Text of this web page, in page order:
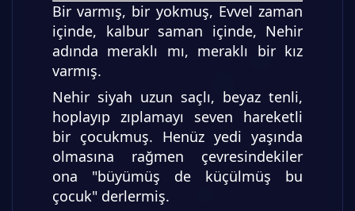
Bir varmış, bir yokmuş, Evvel zaman
içinde, kalbur saman içinde, Nehir
adında meraklı mı, meraklı bir kız
varmış.
Nehir siyah uzun saçlı, beyaz tenli,
hoplayıp zıplamayı seven hareketli
bir çocukmuş. Henüz yedi yaşında
olmasına rağmen çevresindekiler
ona "büyümüş de küçülmüş bu
çocuk" derlermiş.